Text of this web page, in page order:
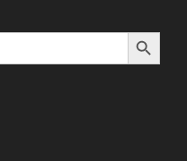
Search Button